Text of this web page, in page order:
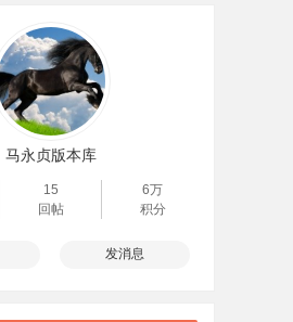
马永贞版本库
15
回帖
6万
积分
发消息